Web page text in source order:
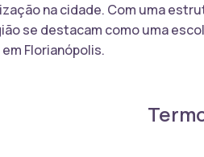
na cidade. Com uma
se destacam como uma
Florianópolis.